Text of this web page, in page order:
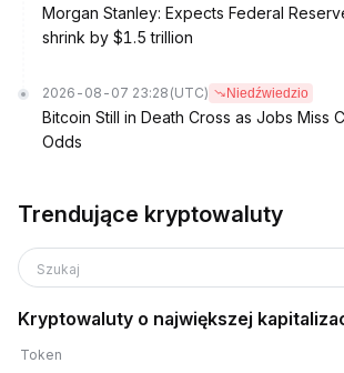
Morgan Stanley: Expects Federal
shrink by $1.5 trillion
2026-08-07 23:28 (UTC) Niedźwiedzio
Bitcoin Still in Death Cross as Jobs Miss
Odds
Trendujące kryptowaluty
Szukaj
Kryptowaluty o największej
Token